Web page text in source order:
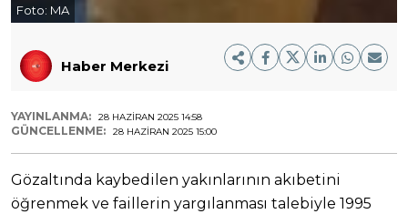
Foto: MA
Haber Merkezi
YAYINLANMA: 28 HAZIRAN 2025 14:58
GÜNCELLENME: 28 HAZIRAN 2025 15:00
Gözaltında kaybedilen yakınlarının akıbetini
öğrenmek ve faillerin yargılanması talebiyle 1995